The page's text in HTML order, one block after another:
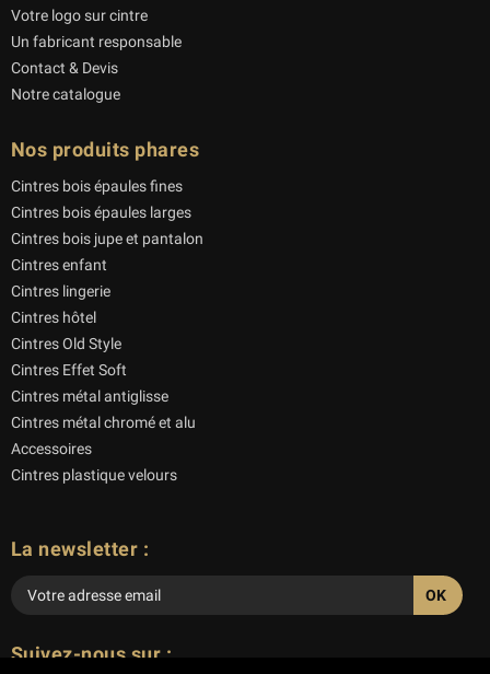
Votre logo sur cintre
Un fabricant responsable
Contact & Devis
Notre catalogue
Nos produits phares
Cintres bois épaules fines
Cintres bois épaules larges
Cintres bois jupe et pantalon
Cintres enfant
Cintres lingerie
Cintres hôtel
Cintres Old Style
Cintres Effet Soft
Cintres métal antiglisse
Cintres métal chromé et alu
Accessoires
Cintres plastique velours
La newsletter :
laisser
Suivez-nous sur :